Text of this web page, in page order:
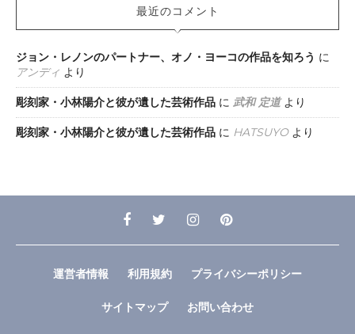
最近のコメント
ジョン・レノンのパートナー、オノ・ヨーコの作品を知ろう に
アンディ より
彫刻家・小林陽介と彼が遺した芸術作品 に 武和 定道より
彫刻家・小林陽介と彼が遺した芸術作品 に HATSUYOより
運営者情報 利用規約 プライバシーポリシー
サイトマップ お問い合わせ